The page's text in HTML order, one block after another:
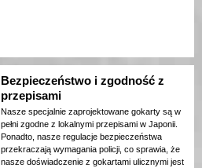
Bezpieczeństwo i zgodność z
przepisami
Nasze specjalnie zaprojektowane gokarty są w
pełni zgodne z lokalnymi przepisami w Japonii.
Ponadto, nasze regulacje bezpieczeństwa
przekraczają wymagania policji, co sprawia, że
nasze doświadczenie z gokartami ulicznymi jest